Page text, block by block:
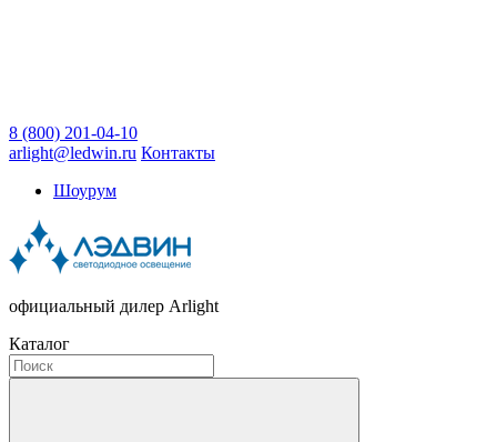
8 (800) 201-04-10
arlight@ledwin.ru Контакты
Шоурум
официальный дилер Arlight
Каталог